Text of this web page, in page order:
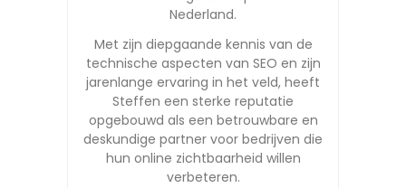
Nederland.
Met zijn diepgaande kennis van de
technische aspecten van SEO en zijn
jarenlange ervaring in het veld, heeft
Steffen een sterke reputatie
opgebouwd als een betrouwbare en
deskundige partner voor bedrijven die
hun online zichtbaarheid willen
verbeteren.